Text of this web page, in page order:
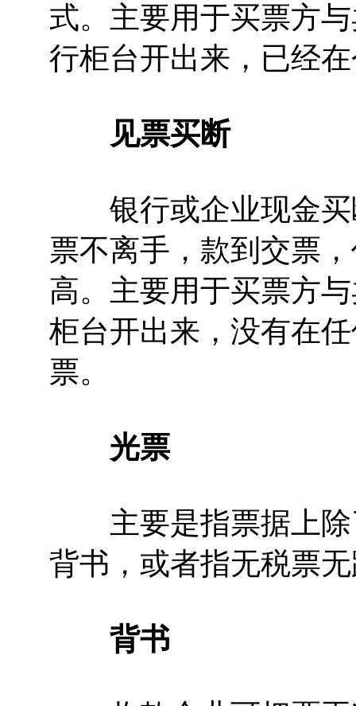
式。主要用于买票方
行柜台开出来，已经
见票买断
银行或企业现金买
票不离手，款到交票
高。主要用于买票方
柜台开出来，没有在
票。
光票
主要是指票据上除
背书，或者指无税票
背书